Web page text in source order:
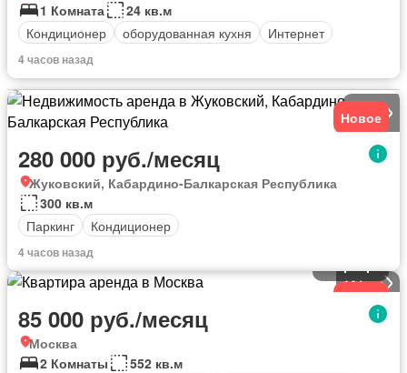
1 Комната
24 кв.м
Кондиционер
оборудованная кухня Интернет
4 часов назад
3фото
Новое
280 000 руб./месяц
Жуковский, Кабардино-Балкарская Республика
300 кв.м
Паркинг
Кондиционер
4 часов назад
14фото
85 000 руб./месяц
Москва
2 Комнаты
552 кв.м